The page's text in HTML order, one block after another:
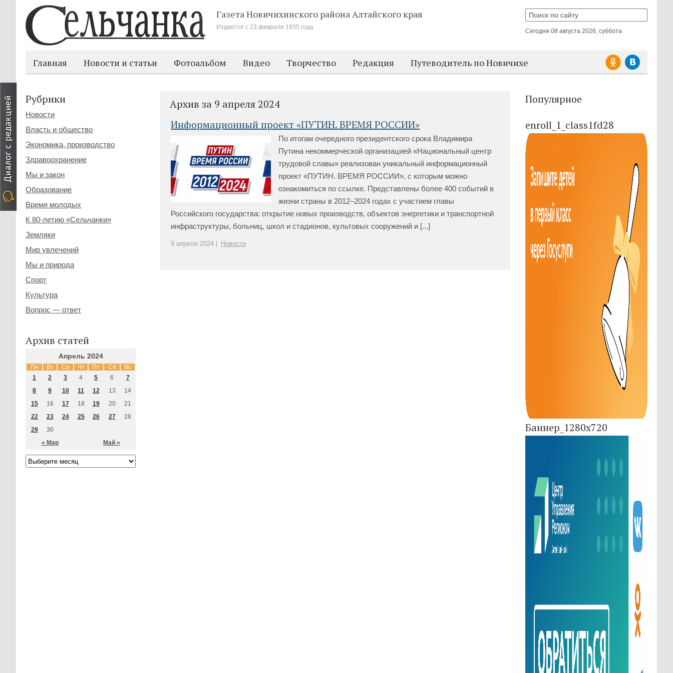
Газета Новичихинского районаАлтайского края
Издается с 23 февраля 1935 года
Сегодня 08 августа 2026, суббота
Главная Новости и статьи Фотоальбом Видео Творчество Редакция Путеводитель по Новичихе
Популярное
enroll_1_class1fd28
Баннер_1280x720
Архив за 9 апреля 2024
Информационный проект «ПУТИН. ВРЕМЯ РОССИИ»
По итогам очередного президентского срока Владимира
Путина некоммерческой организацией «Национальный центр
трудовой славы» реализован уникальный информационный
проект «ПУТИН. ВРЕМЯ РОССИИ», с которым можно
ознакомиться по ссылке. Представлены более 400 событий в
жизни страны в 2012–2024 годах с участием главы
Российского государства: открытие новых производств, объектов энергетики и транспортной
инфраструктуры, больниц, школ и стадионов, культовых сооружений и [...]
9 апреля 2024 | Новости
Рубрики
Новости
Власть и общество
Экономика, производство
Здравоохранение
Мы и закон
Образование
Время молодых
К 80-летию «Сельчанки»
Земляки
Мир увлечений
Мы и природа
Спорт
Культура
Вопрос — ответ
Архив статей
Апрель 2024
Пн Вт Ср Чт Пт Сб Вс
« Мар Май »
1 2 3 4 5 6
7
8
9 10 11 12 13
14
15
16 17 18 19 20
21
22
23 24 25 26 27
28
29
30